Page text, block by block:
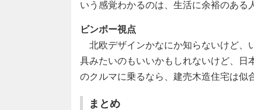
いう感覚わかるのは、生活に余裕のある
ビンボー視点
北欧デザインかなにか知らないけど、
具みたいのもいいかもしれないけど、日
のクルマに乗るなら、建売木造住宅は似
まとめ